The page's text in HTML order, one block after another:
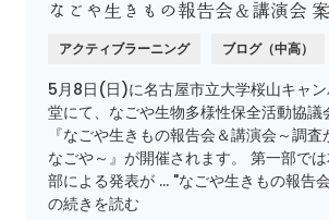
なごや生きもの報告会＆講演会
アクティブラーニング ブログ（中高）
5月8日(日)に名古屋市立大学桜山キャ
堂にて、なごや生物多様性保全活動協議
『なごや生きもの報告会＆講演会～調
なごや～』が開催されます。 第一部で
部による発表が … "なごや生きもの報告
の続きを読む